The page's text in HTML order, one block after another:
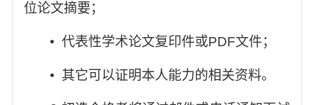
位论文摘要；
• 代表性学术论文复印件或PDF文件；
• 其它可以证明本人能力的相关资料。